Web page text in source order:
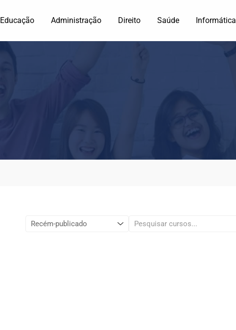
Educação Administração Direito Saúde Informática